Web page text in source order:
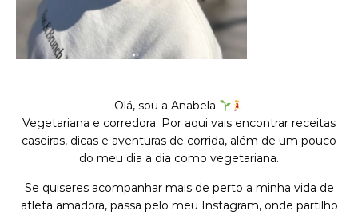
Olá, sou a Anabela
Vegetariana e corredora. Por aqui vais encontrar receitas
caseiras, dicas e aventuras de corrida, além de um pouco
do meu dia a dia como vegetariana.
Se quiseres acompanhar mais de perto a minha vida de
atleta amadora, passa pelo meu Instagram, onde partilho